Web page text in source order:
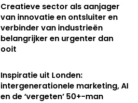
Creatieve sector als aanjager
van innovatie en ontsluiter en
verbinder van industrieën
belangrijker en urgenter dan
ooit
Inspiratie uit Londen:
intergenerationele marketing, AI
en de ‘vergeten’ 50+-man